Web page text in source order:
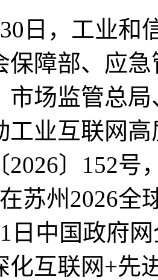
日，工业和
保障部、应
市场监管总
工业互联网
2026〕152号
苏州2026全
日中国政府
化互联网+先